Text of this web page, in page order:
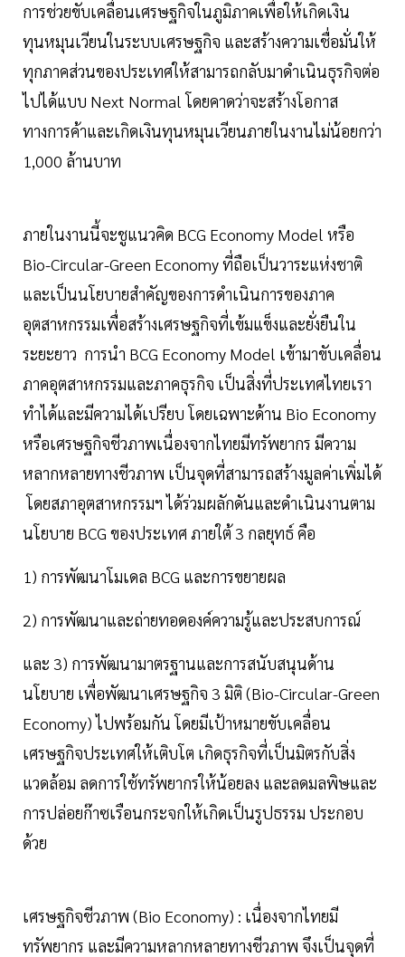
การช่วยขับเคลื่อนเศรษฐกิจในภูมิภาคเพื่อให้เกิดเงิน
ทุนหมุนเวียนในระบบเศรษฐกิจ และสร้างความเชื่อมั่นให้
ทุกภาคส่วนของประเทศให้สามารถกลับมาดำเนินธุรกิจต่อ
ไปได้แบบ Next Normal โดยคาดว่าจะสร้างโอกาส
ทางการค้าและเกิดเงินทุนหมุนเวียนภายในงานไม่น้อยกว่า
1,000 ล้านบาท
ภายในงานนี้จะชูแนวคิด BCG Economy Model หรือ
Bio-Circular-Green Economy ที่ถือเป็นวาระแห่งชาติ
และเป็นนโยบายสำคัญของการดำเนินการของภาค
อุตสาหกรรมเพื่อสร้างเศรษฐกิจที่เข้มแข็งและยั่งยืนใน
ระยะยาว การนำ BCG Economy Model เข้ามาขับเคลื่อน
ภาคอุตสาหกรรมและภาคธุรกิจ เป็นสิ่งที่ประเทศไทยเรา
ทำได้และมีความได้เปรียบ โดยเฉพาะด้าน Bio Economy
หรือเศรษฐกิจชีวภาพเนื่องจากไทยมีทรัพยากร มีความ
หลากหลายทางชีวภาพ เป็นจุดที่สามารถสร้างมูลค่าเพิ่มได้
โดยสภาอุตสาหกรรมฯ ได้ร่วมผลักดันและดำเนินงานตาม
นโยบาย BCG ของประเทศ ภายใต้ 3 กลยุทธ์ คือ
1) การพัฒนาโมเดล BCG และการขยายผล
2) การพัฒนาและถ่ายทอดองค์ความรู้และประสบการณ์
และ 3) การพัฒนามาตรฐานและการสนับสนุนด้าน
นโยบาย เพื่อพัฒนาเศรษฐกิจ 3 มิติ (Bio-Circular-Green
Economy) ไปพร้อมกัน โดยมีเป้าหมายขับเคลื่อน
เศรษฐกิจประเทศให้เติบโต เกิดธุรกิจที่เป็นมิตรกับสิ่ง
แวดล้อม ลดการใช้ทรัพยากรให้น้อยลง และลดมลพิษและ
การปล่อยก๊าซเรือนกระจกให้เกิดเป็นรูปธรรม ประกอบ
ด้วย
เศรษฐกิจชีวภาพ (Bio Economy) : เนื่องจากไทยมี
ทรัพยากร และมีความหลากหลายทางชีวภาพ จึงเป็นจุดที่